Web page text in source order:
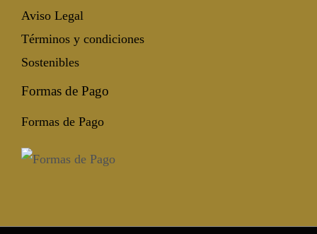
Aviso Legal
Términos y condiciones
Sostenibles
Formas de Pago
Formas de Pago